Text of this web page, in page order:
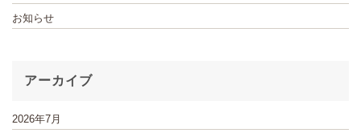
お知らせ
アーカイブ
2026年7月